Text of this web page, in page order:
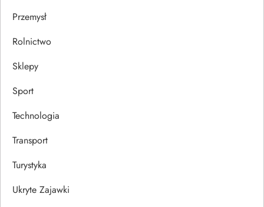
Przemysł
Rolnictwo
Sklepy
Sport
Technologia
Transport
Turystyka
Ukryte Zajawki